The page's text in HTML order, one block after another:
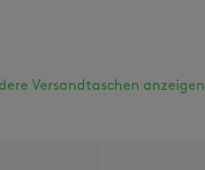
Versandtaschen anzeigen